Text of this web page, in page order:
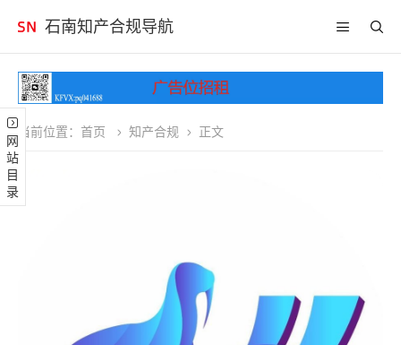
石南知产合规导航
网站目录
当前位置： 首页 知产合规 正文